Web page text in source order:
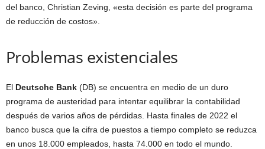
del banco, Christian Zeving, «esta decisión es parte del programa
de reducción de costos».
Problemas existenciales
El Deutsche Bank (DB) se encuentra en medio de un duro
programa de austeridad para intentar equilibrar la contabilidad
después de varios años de pérdidas. Hasta finales de 2022 el
banco busca que la cifra de puestos a tiempo completo se reduzca
en unos 18.000 empleados, hasta 74.000 en todo el mundo.